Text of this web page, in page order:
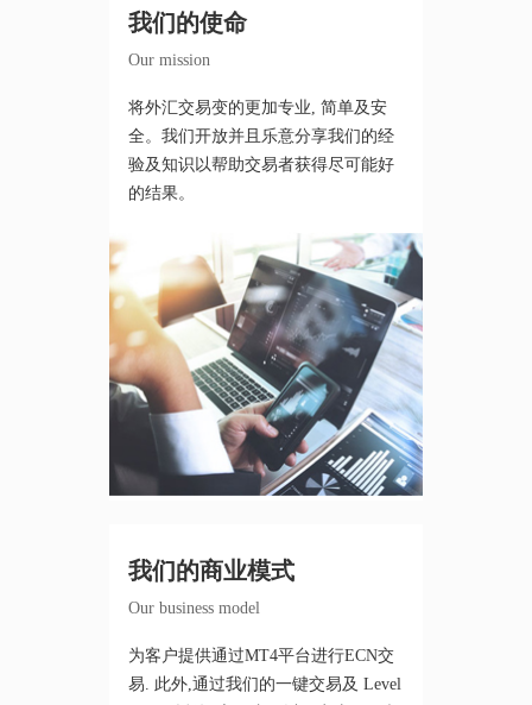
我们的使命
Our mission
将外汇交易变的更加专业, 简单及安
全。我们开放并且乐意分享我们的经
验及知识以帮助交易者获得尽可能好
的结果。
我们的商业模式
Our business model
为客户提供通过MT4平台进行ECN交
易. 此外,通过我们的一键交易及 Level